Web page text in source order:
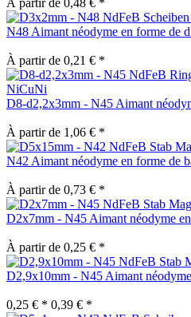
N48 Aimant néodyme en forme de
À partir de 0,21 € *
D8-d2,2x3mm - N45 Aimant
À partir de 1,06 € *
N42 Aimant néodyme en forme de
À partir de 0,73 € *
D2x7mm - N45 Aimant néodyme
À partir de 0,25 € *
D2,9x10mm - N45 Aimant
0,25 € * 0,39 € *